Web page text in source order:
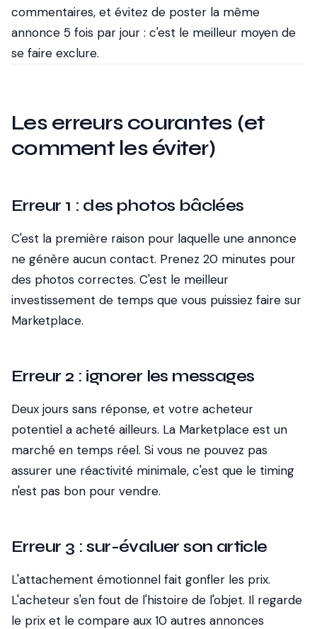
commentaires, et évitez de poster la même
annonce 5 fois par jour : c'est le meilleur moyen de
se faire exclure.
Les erreurs courantes (et
comment les éviter)
Erreur 1 : des photos bâclées
C'est la première raison pour laquelle une annonce
ne génère aucun contact. Prenez 20 minutes pour
des photos correctes. C'est le meilleur
investissement de temps que vous puissiez faire sur
Marketplace.
Erreur 2 : ignorer les messages
Deux jours sans réponse, et votre acheteur
potentiel a acheté ailleurs. La Marketplace est un
marché en temps réel. Si vous ne pouvez pas
assurer une réactivité minimale, c'est que le timing
n'est pas bon pour vendre.
Erreur 3 : sur-évaluer son article
L'attachement émotionnel fait gonfler les prix.
L'acheteur s'en fout de l'histoire de l'objet. Il regarde
le prix et le compare aux 10 autres annonces